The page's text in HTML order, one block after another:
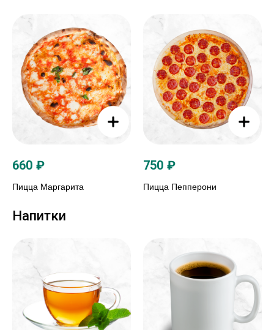
660 ₽
Пицца Маргарита
750 ₽
Пицца Пепперони
Напитки